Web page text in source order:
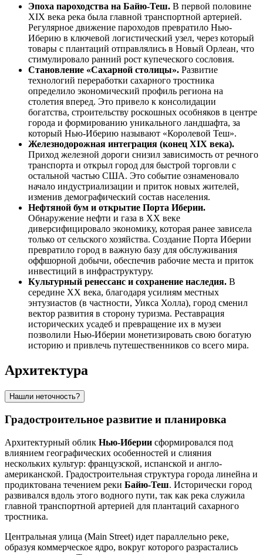
Эпоха пароходства на Байю-Теш. В первой половине
XIX века река была главной транспортной артерией.
Регулярное движение пароходов превратило Нью-
Иберию в ключевой логистический узел, через который
товары с плантаций отправлялись в Новый Орлеан, что
стимулировало ранний рост купеческого сословия.
Становление «Сахарной столицы». Развитие
технологий переработки сахарного тростника
определило экономический профиль региона на
столетия вперед. Это привело к консолидации
богатства, строительству роскошных особняков в центре
города и формированию уникального ландшафта, за
который Нью-Иберию называют «Королевой Теш».
Железнодорожная интеграция (конец XIX века).
Приход железной дороги снизил зависимость от речного
транспорта и открыл город для быстрой торговли с
остальной частью США. Это событие ознаменовало
начало индустриализации и приток новых жителей,
изменив демографический состав населения.
Нефтяной бум и открытие Порта Иберии.
Обнаружение нефти и газа в XX веке
диверсифицировало экономику, которая ранее зависела
только от сельского хозяйства. Создание Порта Иберии
превратило город в важную базу для обслуживания
оффшорной добычи, обеспечив рабочие места и приток
инвестиций в инфраструктуру.
Культурный ренессанс и сохранение наследия. В
середине XX века, благодаря усилиям местных
энтузиастов (в частности, Уикса Холла), город сменил
вектор развития в сторону туризма. Реставрация
исторических усадеб и превращение их в музеи
позволили Нью-Иберии монетизировать свою богатую
историю и привлечь путешественников со всего мира.
Архитектура
Нашли неточность?
Градостроительное развитие и планировка
Архитектурный облик Нью-Иберии сформировался под
влиянием географических особенностей и слияния
нескольких культур: французской, испанской и англо-
американской. Градостроительная структура города линейна и
продиктована течением реки Байю-Теш. Исторически город
развивался вдоль этого водного пути, так как река служила
главной транспортной артерией для плантаций сахарного
тростника.
Центральная улица (Main Street) идет параллельно реке,
образуя коммерческое ядро, вокруг которого разрастались